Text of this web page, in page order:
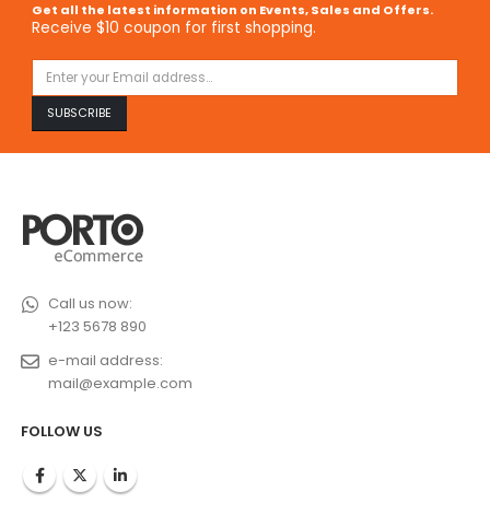
Get all the latest information on Events, Sales and Offers.
Receive $10 coupon for first shopping.
Call us now:
+123 5678 890
e-mail address:
mail@example.com
FOLLOW US